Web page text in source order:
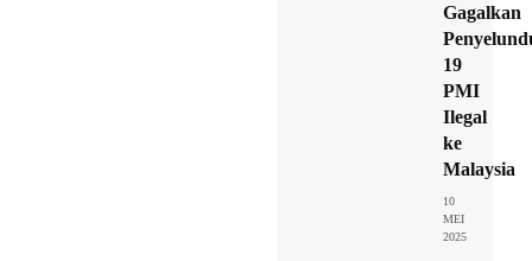
Gagalkan
19
PMI
Ilegal
ke
Malaysia
10
MEI
2025